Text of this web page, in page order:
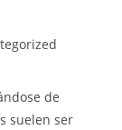
de
suelen ser